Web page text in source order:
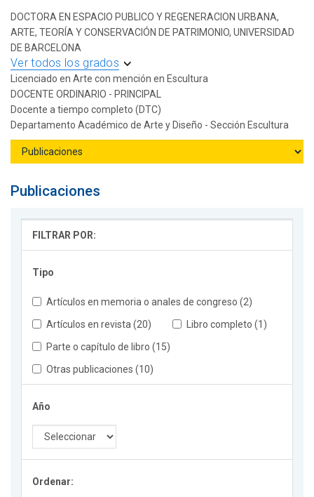
DOCTORA EN ESPACIO PUBLICO Y REGENERACION URBANA,
ARTE, TEORÍA Y CONSERVACIÓN DE PATRIMONIO, UNIVERSIDAD
DE BARCELONA
Ver todos los grados
Licenciado en Arte con mención en Escultura
DOCENTE ORDINARIO - PRINCIPAL
Docente a tiempo completo (DTC)
Departamento Académico de Arte y Diseño - Sección Escultura
Publicaciones
FILTRAR POR:
Tipo
Artículos en memoria o anales de congreso (2)
Artículos en revista (20)
Libro completo (1)
Parte o capítulo de libro (15)
Otras publicaciones (10)
Año
Ordenar: